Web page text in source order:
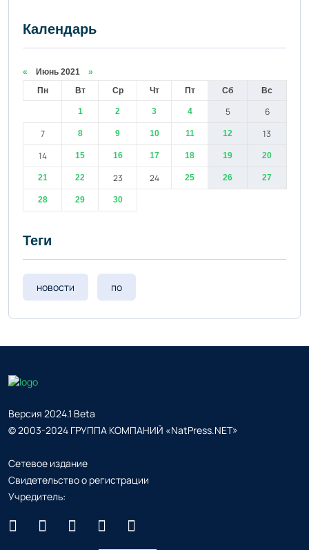
Календарь
« Июнь 2021 »
Пн
Вт Ср Чт Пт Сб Вс
1 2 3 4 5
6
7
8 9 10 11 12
13
14
15 16 17 18 19 20
21 22 23 24 25 26 27
28 29 30
Теги
новости по
Версия 2024.1 Beta
© 2003-2024 ГРУППА КОМПАНИЙ «NatPress.NET»
Сетевое издание
Свидетельство о регистрации
Учредитель: